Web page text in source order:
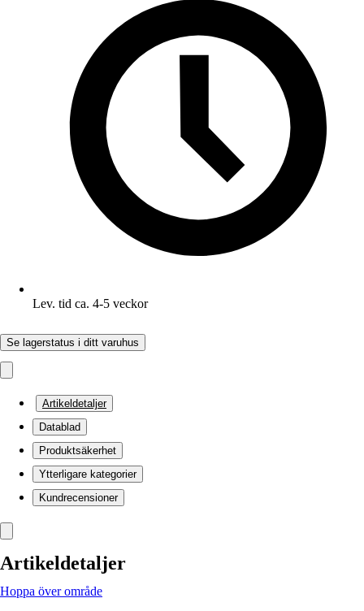
Lev. tid ca. 4-5 veckor
Se lagerstatus i ditt varuhus
Artikeldetaljer
Datablad
Produktsäkerhet
Ytterligare kategorier
Kundrecensioner
Artikeldetaljer
Hoppa över område